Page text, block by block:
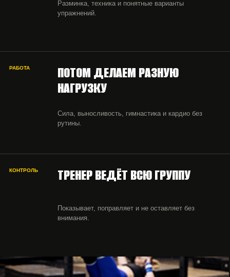
Разминка, техника и понятные варианты
упражнений.
РАБОТА
ПОТОМ ДЕЛАЕМ РАЗНУЮ
НАГРУЗКУ
Сила, выносливость, гимнастика и кардио без
рутины.
КОНТРОЛЬ ТРЕНЕР ВЕДЁТ ВСЮ ГРУППУ
Показывает, поправляет и не оставляет без
внимания.